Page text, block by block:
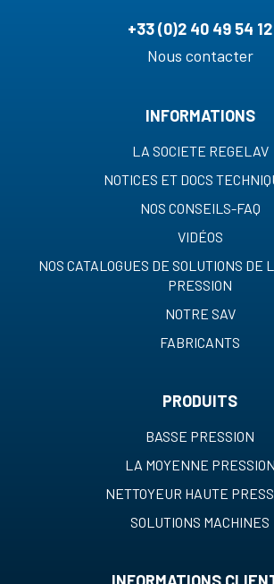
+33 (0)2 40 49 54 12
Nous contacter
INFORMATIONS
LA SOCIETE REGELAV
NOTICES ET DOCS
NOS CONSEILS-FAQ
VIDÉOS
NOS CATALOGUES DE SOLUTIONS DE
PRESSION
NOTRE SAV
FABRICANTS
PRODUITS
BASSE PRESSION
LA MOYENNE PRESSION
NETTOYEUR HAUTE
SOLUTIONS MACHINES